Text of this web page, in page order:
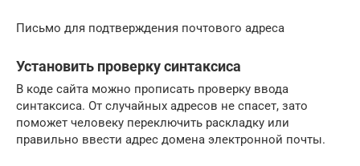
Письмо для подтверждения почтового адреса
Установить проверку синтаксиса
В коде сайта можно прописать проверку ввода
синтаксиса. От случайных адресов не спасет, зато
поможет человеку переключить раскладку или
правильно ввести адрес домена электронной почты.